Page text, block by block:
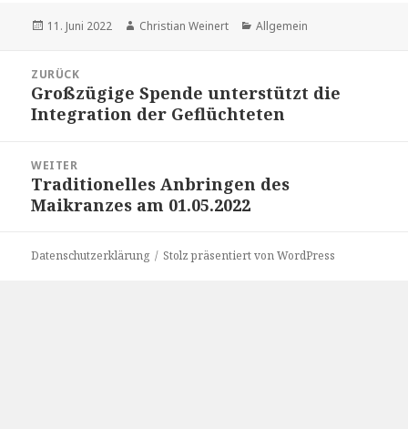
Veröffentlicht
11. Juni 2022 Autor
Christian Weinert Kategorien
Allgemein
ZURÜCK
Vorheriger
Beitrag:
Großzügige Spende unterstützt die
Integration der Geflüchteten
WEITER
Nächster
Beitrag:
Traditionelles Anbringen des
Maikranzes am 01.05.2022
Datenschutzerklärung Stolz präsentiert von WordPress